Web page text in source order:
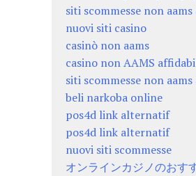
siti scommesse non
nuovi siti casino
casinò non aams
casino non AAMS
siti scommesse non
beli narkoba online
pos4d link alternatif
pos4d link alternatif
nuovi siti scommesse
オンラインカジノのおす